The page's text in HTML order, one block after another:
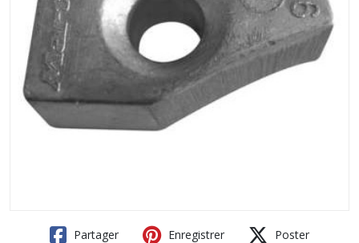
Partager Enregistrer Poster